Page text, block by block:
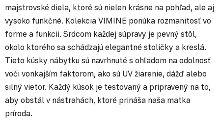
majstrovské diela, ktoré sú nielen krásne na pohľad, ale aj
vysoko funkčné. Kolekcia VIMINE ponúka rozmanitosť vo
forme a funkcii. Srdcom každej súpravy je pevný stôl,
okolo ktorého sa schádzajú elegantné stoličky a kreslá.
Tieto kúsky nábytku sú navrhnuté s ohľadom na odolnosť
voči vonkajším faktorom, ako sú UV žiarenie, dážď alebo
silný vietor. Každý kúsok je testovaný a pripravený na to,
aby obstál v nástrahách, ktoré prináša naša matka
príroda.